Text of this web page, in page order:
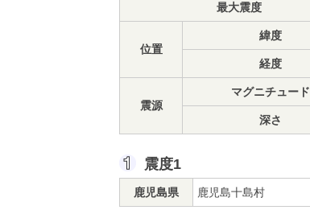
最大震度
位置
緯度
経度
震源
マグニチュード
深さ
震度1
鹿児島県 鹿児島十島村